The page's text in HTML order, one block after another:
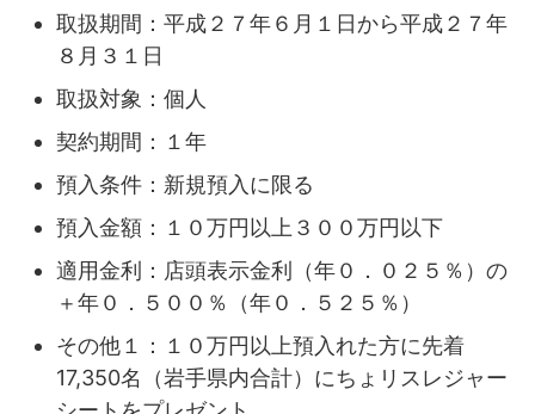
取扱期間：平成２７年６月１日から平成２７年
８月３１日
取扱対象：個人
契約期間：１年
預入条件：新規預入に限る
預入金額：１０万円以上３００万円以下
適用金利：店頭表示金利（年０．０２５％）の
＋年０．５００％（年０．５２５％）
その他１：１０万円以上預入れた方に先着
17,350名（岩手県内合計）にちょリスレジャー